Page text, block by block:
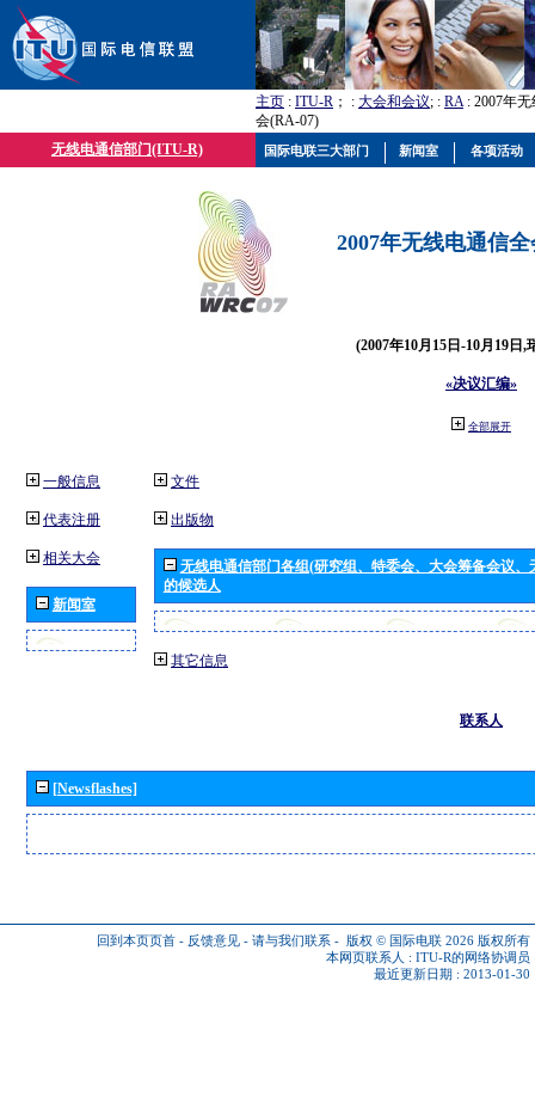
主页 : ITU-R ； : 大会和会议; : RA: 2007年
会(RA-07)
无线电通信部门(ITU-R)
2007年无线电通信
(2007年10月15日-10月19日,
«决议汇编»
全部展开
一般信息
代表注册
相关大会
新闻室
文件
出版物
无线电通信部门各组(研究组、特委会、大会筹备会议
的候选人
其它信息
联系人
[Newsflashes]
回到本页页首 - 反馈意见 - 请与我们联系 - 版权 © 国际电联 2026 版权所有
本网页联系人 : ITU-R的网络协调员
最近更新日期 : 2013-01-30
国际电联三大部门 新闻室 各项活动